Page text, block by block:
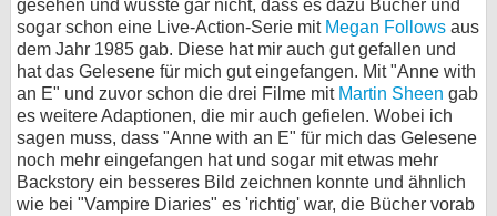
gesehen und wusste gar nicht, dass es dazu Bücher und
sogar schon eine Live-Action-Serie mit Megan Follows aus
dem Jahr 1985 gab. Diese hat mir auch gut gefallen und
hat das Gelesene für mich gut eingefangen. Mit "Anne with
an E" und zuvor schon die drei Filme mit Martin Sheen gab
es weitere Adaptionen, die mir auch gefielen. Wobei ich
sagen muss, dass "Anne with an E" für mich das Gelesene
noch mehr eingefangen hat und sogar mit etwas mehr
Backstory ein besseres Bild zeichnen konnte und ähnlich
wie bei "Vampire Diaries" es 'richtig' war, die Bücher vorab